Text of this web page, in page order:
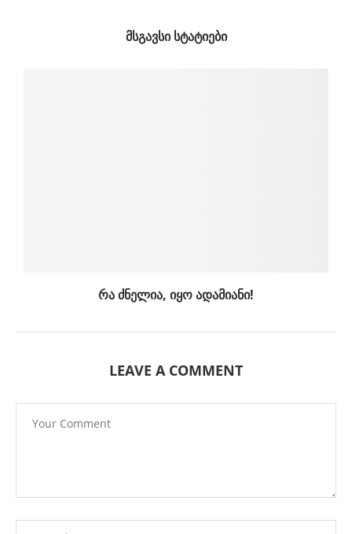
ᲛᲡᲒᲐᲕᲡᲘ ᲡᲢᲐᲢᲘᲔᲑᲘ
რა ძნელია, იყო ადამიანი!
LEAVE A COMMENT